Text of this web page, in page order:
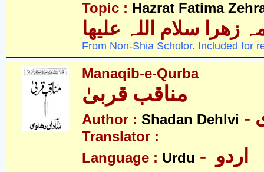
Topic : Hazrat Fatima
زھرا سلام اللہ علیھا
From Non-Shia Scholor. Included for
Manaqib-e-Qurba
Author : Shadan Dehlvi
Translator :
Language : Urdu